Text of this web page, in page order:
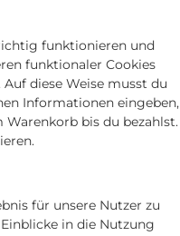
funktionieren und
funktionaler Cookies
diese Weise musst du
Informationen eingeben,
Warenkorb bis du bezahlst.
für unsere Nutzer zu
in die Nutzung